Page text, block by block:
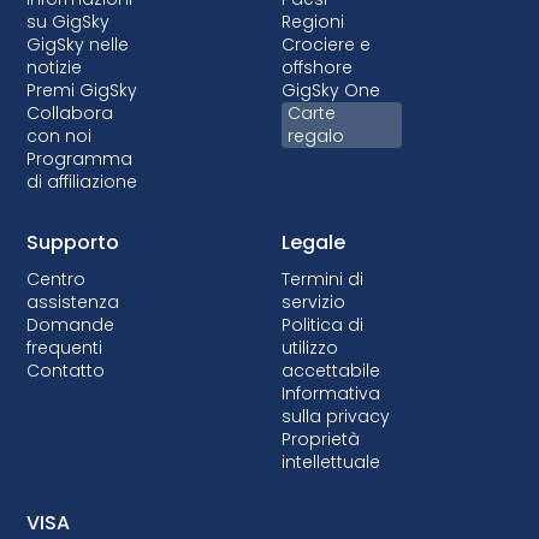
su GigSky
GigSky nelle
notizie
Premi GigSky
Collabora
con noi
Programma
di affiliazione
Regioni
Crociere e
offshore
GigSky One
Carte
regalo
Supporto
Centro
assistenza
Domande
frequenti
Contatto
Legale
Termini di
servizio
Politica di
utilizzo
accettabile
Informativa
sulla privacy
Proprietà
intellettuale
VISA